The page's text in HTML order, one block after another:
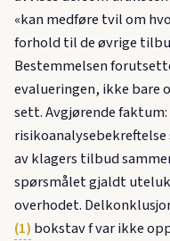
«kan medføre tvil om
forhold til de øvrige
Bestemmelsen
evalueringen, ikke bare
sett. Avgjørende
av klagers tilbud
spørsmålet gjaldt
overhodet.
(1) bokstav f var ikke